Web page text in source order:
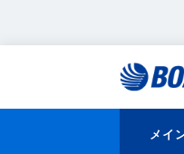
メイ